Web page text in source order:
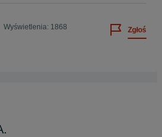
Wyświetlenia: 1868 Zgłoś